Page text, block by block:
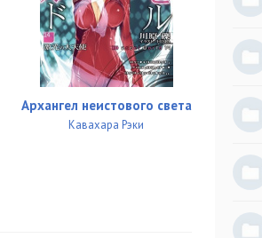
Архангел неистового света
Кавахара Рэки